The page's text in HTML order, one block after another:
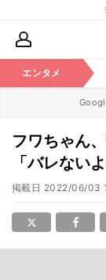
エンタメ
フワちゃん
「バレない
掲載日 2022/06/03